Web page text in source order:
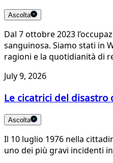
Ascolta
Dal 7 ottobre 2023
sanguinosa. Siamo stati in
ragioni e la quotidianità di
July 9, 2026
Le cicatrici del disastro
Ascolta
Il 10 luglio 1976 nella
uno dei più gravi incidenti